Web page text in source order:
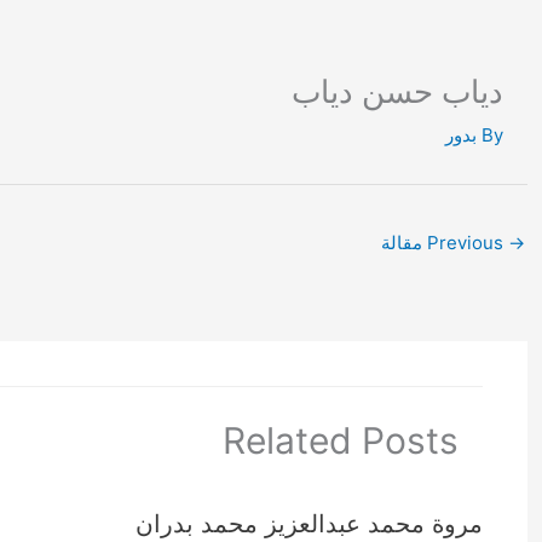
دياب حسن دياب
By بدور
→
Related Posts
مروة محمد عبدالعزيز محمد بدران